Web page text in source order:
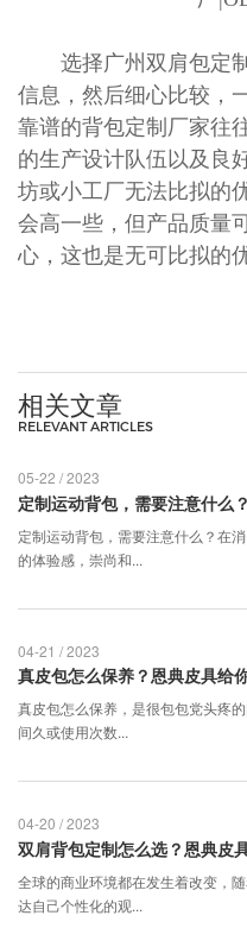
选择广州双肩包定
信息，然后细心比较，
靠谱的背包定制厂家往
的生产设计队伍以及良
坊或小工厂无法比拟的
会高一些，但产品质量
心，这也是无可比拟的
相关文章
RELEVANT ARTICLES
定制运动背包，需要注意什么？
定制运动背包，需要注意什么？在
的体验感，崇尚和...
05-22 / 2023
真皮包怎么保养？恩典皮具给
真皮包怎么保养，是很包包党头疼
间久或使用次数...
04-21 / 2023
双肩背包定制怎么选？恩典皮
全球的商业环境都在发生着改变，
达自己个性化的观...
04-20 / 2023